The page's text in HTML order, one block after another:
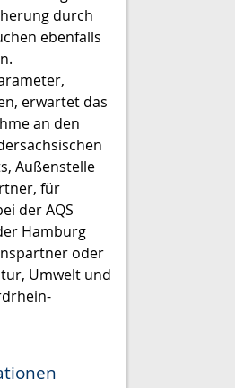
durch
ebenfalls
erwartet das
an den
Außenstelle
für
der AQS
Hamburg
oder
Umwelt und